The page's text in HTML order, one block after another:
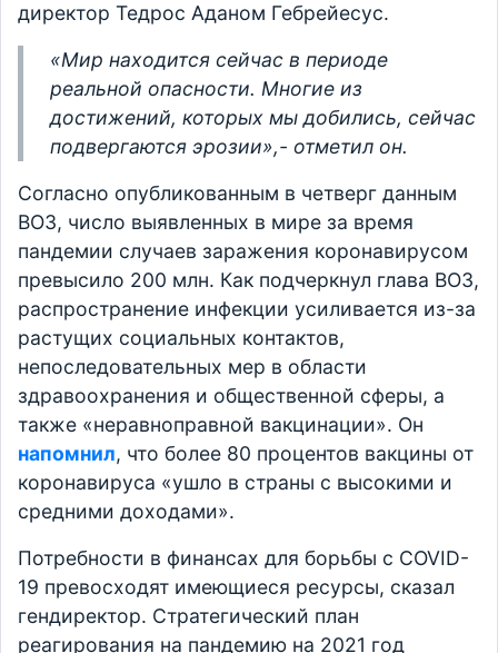
директор Тедрос Аданом Гебрейесус.
«Мир находится сейчас в периоде
реальной опасности. Многие из
достижений, которых мы добились, сейчас
подвергаются эрозии»,- отметил он.
Согласно опубликованным в четверг данным
ВОЗ, число выявленных в мире за время
пандемии случаев заражения коронавирусом
превысило 200 млн. Как подчеркнул глава ВОЗ,
распространение инфекции усиливается из-за
растущих социальных контактов,
непоследовательных мер в области
здравоохранения и общественной сферы, а
также «неравноправной вакцинации». Он
напомнил, что более 80 процентов вакцины от
коронавируса «ушло в страны с высокими и
средними доходами».
Потребности в финансах для борьбы с COVID-
19 превосходят имеющиеся ресурсы, сказал
гендиректор. Стратегический план
реагирования на пандемию на 2021 год